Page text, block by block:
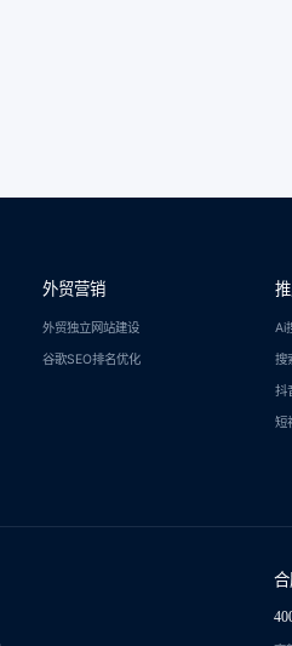
外贸营销
外贸独立网站建设
谷歌SEO排名优化
Ai
搜
抖
短